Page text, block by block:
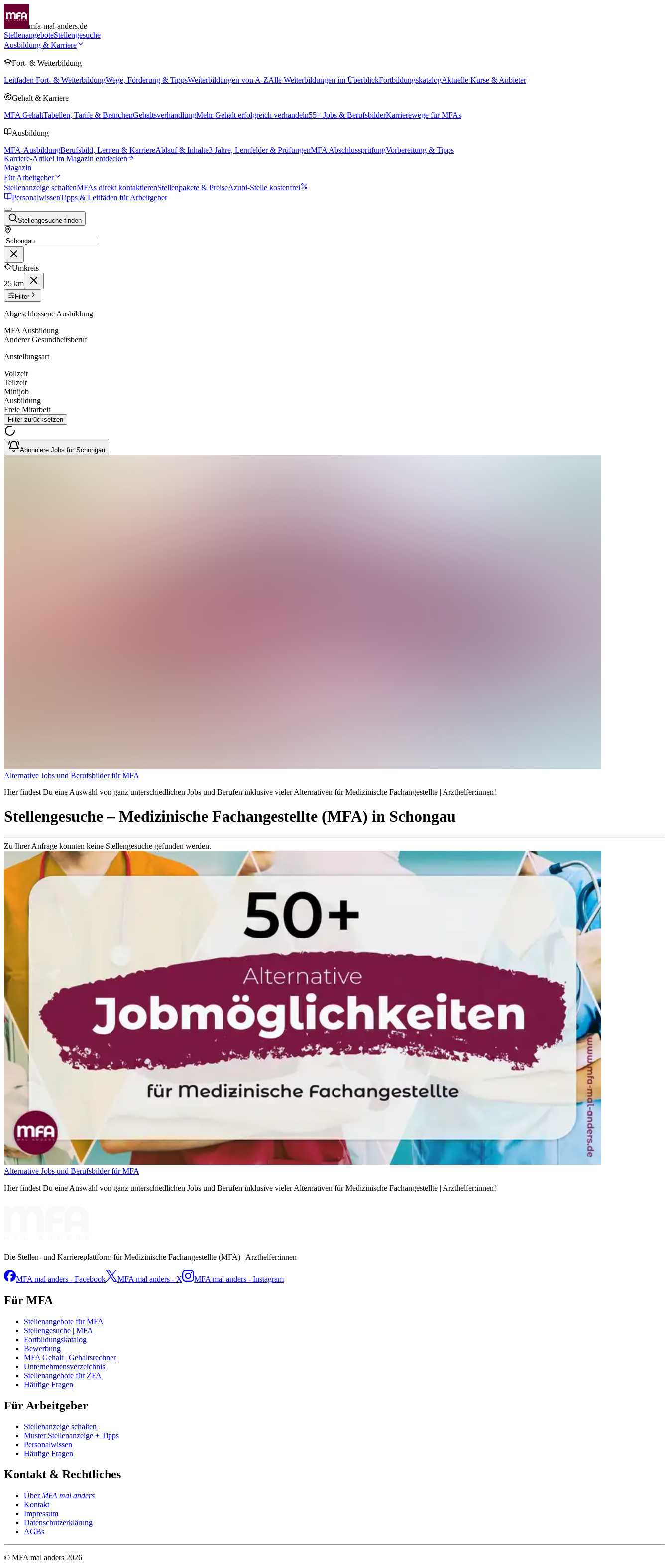
mfa-mal-anders.de
StellenangeboteStellengesuche
Ausbildung & Karriere
Fort- & Weiterbildung
Leitfaden Fort- & WeiterbildungWege, Förderung & TippsWeiterbildungen von A-ZAlle Weiterbildungen im ÜberblickFortbildungskatalogAktuelle Kurse & Anbieter
Gehalt & Karriere
MFA GehaltTabellen, Tarife & BranchenGehaltsverhandlungMehr Gehalt erfolgreich verhandeln55+ Jobs & BerufsbilderKarrierewege für MFAs
Ausbildung
MFA-AusbildungBerufsbild, Lernen & KarriereAblauf & Inhalte3 Jahre, Lernfelder & PrüfungenMFA AbschlussprüfungVorbereitung & Tipps
Karriere-Artikel im Magazin entdecken
Magazin
Für Arbeitgeber
Stellenanzeige schaltenMFAs direkt kontaktierenStellenpakete & PreiseAzubi-Stelle kostenfrei
PersonalwissenTipps & Leitfäden für Arbeitgeber
Stellengesuche finden
Umkreis
25 km
Filter
Abgeschlossene Ausbildung
MFA Ausbildung
Anderer Gesundheitsberuf
Anstellungsart
Vollzeit
Teilzeit
Minijob
Ausbildung
Freie Mitarbeit
Filter zurücksetzen
Abonniere Jobs für Schongau
Alternative Jobs und Berufsbilder für MFA
Hier findest Du eine Auswahl von ganz unterschiedlichen Jobs und Berufen inklusive vieler Alternativen für Medizinische Fachangestellte | Arzthelfer:innen!
Stellengesuche– Medizinische Fachangestellte (MFA) in Schongau
Zu Ihrer Anfrage konnten keine Stellengesuche gefunden werden.
Alternative Jobs und Berufsbilder für MFA
Hier findest Du eine Auswahl von ganz unterschiedlichen Jobs und Berufen inklusive vieler Alternativen für Medizinische Fachangestellte | Arzthelfer:innen!
Die Stellen- und Karriereplattform für Medizinische Fachangestellte (MFA) | Arzthelfer:innen
MFA mal anders - Facebook MFA mal anders - X MFA mal anders - Instagram
Für MFA
Stellenangebote für MFA
Stellengesuche | MFA
Fortbildungskatalog
Bewerbung
MFA Gehalt | Gehaltsrechner
Unternehmensverzeichnis
Stellenangebote für ZFA
Häufige Fragen
Für Arbeitgeber
Stellenanzeige schalten
Muster Stellenanzeige + Tipps
Personalwissen
Häufige Fragen
Kontakt & Rechtliches
Über MFA mal anders
Kontakt
Impressum
Datenschutzerklärung
AGBs
© MFA mal anders 2026